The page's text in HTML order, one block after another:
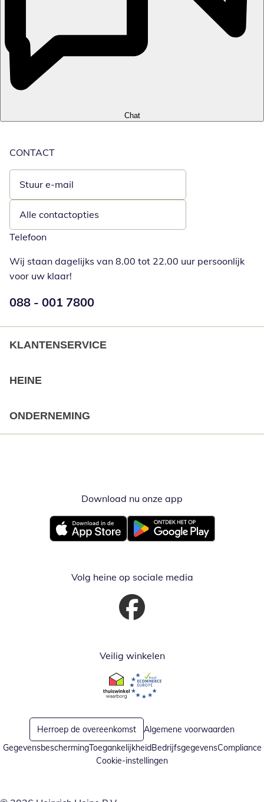
Chat
CONTACT
Stuur e-mail
Opent e-mailclient
Alle contactopties
Telefoon
Wij staan dagelijks van 8.00 tot 22.00 uur persoonlijk
voor uw klaar!
Telefoonnummer:
088 - 001 7800
KLANTENSERVICE
HEINE
ONDERNEMING
Download nu onze app
Opent in nieuw vensterOpent in nieuw venster
Volg heine op sociale media
Opent in nieuw venster
Veilig winkelen
Opent in nieuw venster
Opent in nieuw venster
Herroep de overeenkomst
Algemene voorwaarden
GegevensbeschermingToegankelijkheidBedrijfsgegevensCompliance
Cookie-instellingen